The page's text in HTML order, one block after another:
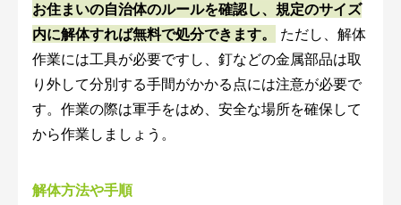
お住まいの自治体のルールを確認し、規定のサイズ
内に解体すれば無料で処分できます。
ただし、解体
作業には工具が必要ですし、釘などの金属部品は取
り外して分別する手間がかかる点には注意が必要で
す。作業の際は軍手をはめ、安全な場所を確保して
から作業しましょう。
解体方法や手順